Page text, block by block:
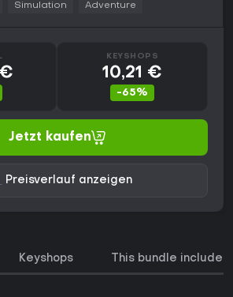
Simulation Adventure
KEYSHOPS
10,21 €
-65%
Jetzt kaufen
Preisverlauf anzeigen
Keyshops This bundle includes